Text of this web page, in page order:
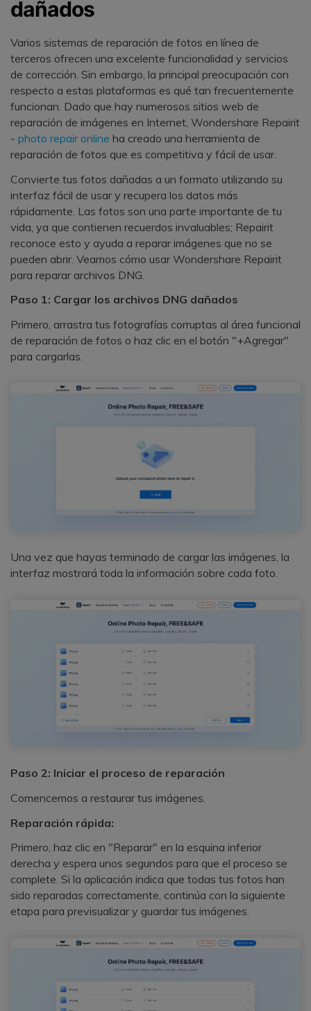
dañados
Varios sistemas de reparación de fotos en línea de
terceros ofrecen una excelente funcionalidad y servicios
de corrección. Sin embargo, la principal preocupación con
respecto a estas plataformas es qué tan frecuentemente
funcionan. Dado que hay numerosos sitios web de
reparación de imágenes en Internet, Wondershare Repairit
- photo repair online ha creado una herramienta de
reparación de fotos que es competitiva y fácil de usar.
Convierte tus fotos dañadas a un formato utilizando su
interfaz fácil de usar y recupera los datos más
rápidamente. Las fotos son una parte importante de tu
vida, ya que contienen recuerdos invaluables; Repairit
reconoce esto y ayuda a reparar imágenes que no se
pueden abrir. Veamos cómo usar Wondershare Repairit
para reparar archivos DNG.
Paso 1: Cargar los archivos DNG dañados
Primero, arrastra tus fotografías corruptas al área funcional
de reparación de fotos o haz clic en el botón "+Agregar"
para cargarlas.
Una vez que hayas terminado de cargar las imágenes, la
interfaz mostrará toda la información sobre cada foto.
Paso 2: Iniciar el proceso de reparación
Comencemos a restaurar tus imágenes.
Reparación rápida:
Primero, haz clic en "Reparar" en la esquina inferior
derecha y espera unos segundos para que el proceso se
complete. Si la aplicación indica que todas tus fotos han
sido reparadas correctamente, continúa con la siguiente
etapa para previsualizar y guardar tus imágenes.